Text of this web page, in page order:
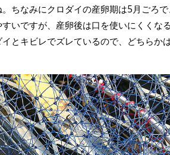
ちなみにクロダイの産卵期は5月ごろ
いですが、産卵後は口を使いにくくな
とキビレでズレているので、どちらか